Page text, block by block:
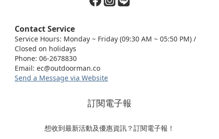
Contact Service
Service Hours: Monday ~ Friday (09:30 AM ~ 05:50 PM) /
Closed on holidays
Phone: 06-2678830
Email: ec@outdoorman.co
Send a Message via Website
訂閱電子報
想收到最新活動及優惠資訊？訂閱電子報！